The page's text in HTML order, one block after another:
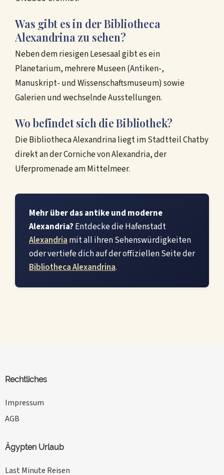
Was gibt es in der Bibliotheca
Alexandrina zu sehen?
Neben dem riesigen Lesesaal gibt es ein
Planetarium, mehrere Museen (Antiken-,
Manuskript- und Wissenschaftsmuseum) sowie
Galerien und wechselnde Ausstellungen.
Wo befindet sich die Bibliothek?
Die Bibliotheca Alexandrina liegt im Stadtteil Chatby
direkt an der Corniche von Alexandria, der
Uferpromenade am Mittelmeer.
Mehr über das antike und moderne
Alexandria? Entdecke die Hafenstadt
Alexandriamit all ihren Sehenswürdigkeiten
oder vertiefe dich auf der offiziellen Seite der
Bibliotheca Alexandrina.
Rechtliches
Impressum
AGB
Ägypten Urlaub
Last Minute Reisen